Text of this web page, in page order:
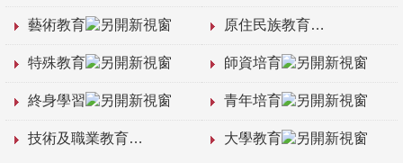
藝術教育 原住民族教育
特殊教育 師資培育
終身學習 青年培育
技術及職業教育 大學教育